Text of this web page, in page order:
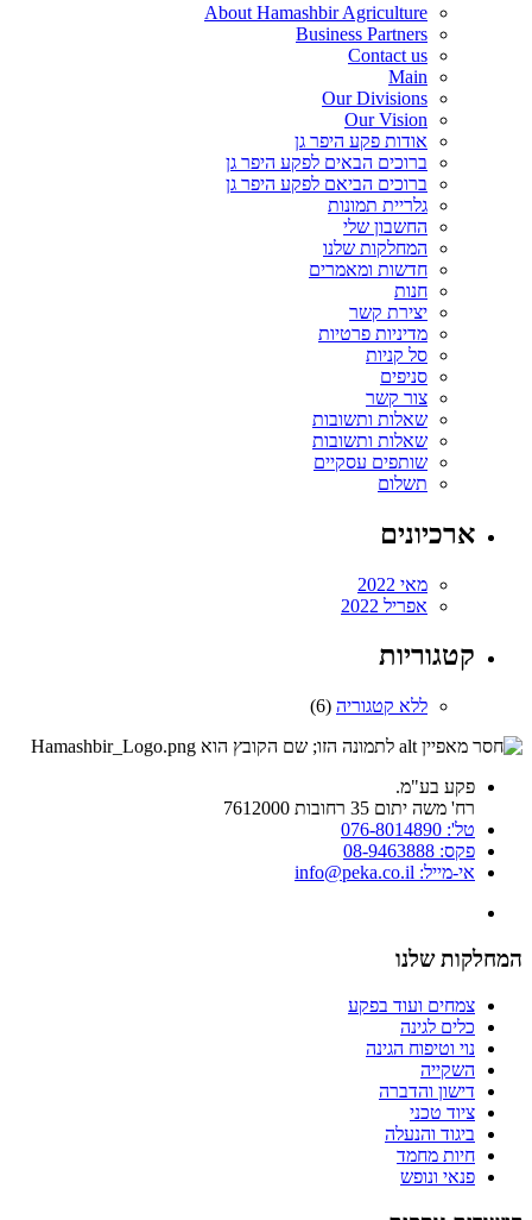
About Hamashbir Agriculture
Business Partners
Contact us
Main
Our Divisions
Our Vision
אודות פקע היפר גן
ברוכים הבאים לפקע היפר גן
ברוכים הביאם לפקע היפר גן
גלריית תמונות
החשבון שלי
המחלקות שלנו
חדשות ומאמרים
חנות
יצירת קשר
מדיניות פרטיות
סל קניות
סניפים
צור קשר
שאלות ותשובות
שאלות ותשובות
שותפים עסקיים
תשלום
ארכיונים
מאי 2022
אפריל 2022
קטגוריות
ללא קטגוריה (6)
פקע בע"מ.
רח' משה יתום 35 רחובות 7612000
טל': 076-8014890
פקס: 08-9463888
אי-מייל: info@peka.co.il
המחלקות שלנו
צמחים ועוד בפקע
כלים לגינה
נוי וטיפוח הגינה
השקייה
דישון והדברה
ציוד טכני
ביגוד והנעלה
חיות מחמד
פנאי ונופש